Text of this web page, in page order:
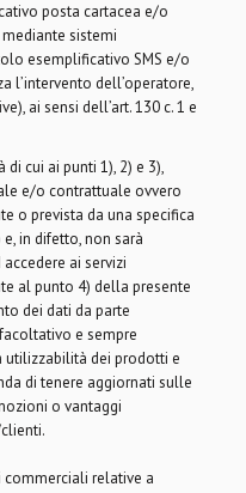
posta cartacea e/o
sistemi
esemplificativo SMS e/o
l’intervento dell’operatore,
ai sensi dell’art. 130 c. 1 e
cui ai punti 1), 2) e 3),
e/o contrattuale ovvero
o prevista da una specifica
in difetto, non sarà
ai servizi
al punto 4) della presente
dei dati da parte
e sempre
utilizzabilità dei prodotti e
di tenere aggiornati sulle
o vantaggi
relative a